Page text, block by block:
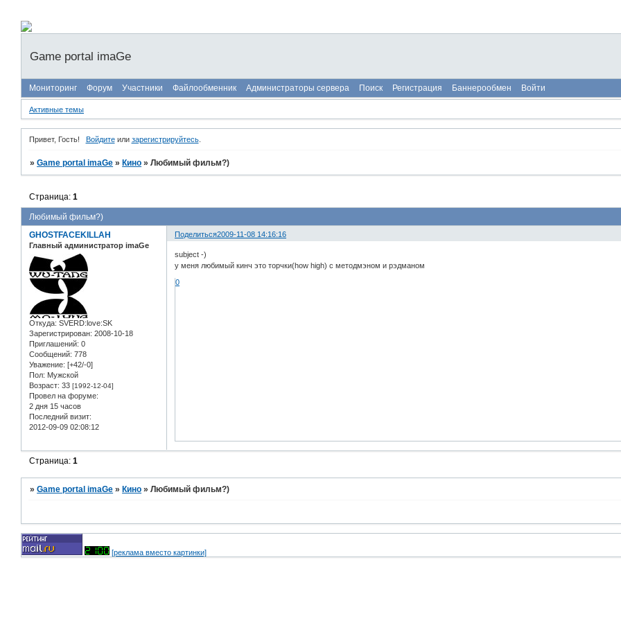
Game portal imaGe
Мониторинг Форум Участники Файлообменник Администраторы сервера Поиск Регистрация Баннерообмен Войти
Активные темы
Привет, Гость! Войдитеили зарегистрируйтесь.
»Game portal imaGe » Кино »Любимый фильм?)
Любимый фильм?)
Страница:1
Поделиться2009-11-08 14:16:16
GHOSTFACEKILLAH
Главный администратор imaGe
Откуда: SVERD:love:SK
Зарегистрирован: 2008-10-18
Приглашений: 0
Сообщений: 778
Уважение: [+42/-0]
Пол: Мужской
Возраст: 33 [1992-12-04]
Провел на форуме:
2 дня 15 часов
Последний визит:
2012-09-09 02:08:12
subject -)
у меня любимый кинч это торчки(how high) с методмэном и рэдманом
0
Страница:1
»Game portal imaGe » Кино »Любимый фильм?)
[реклама вместо картинки]